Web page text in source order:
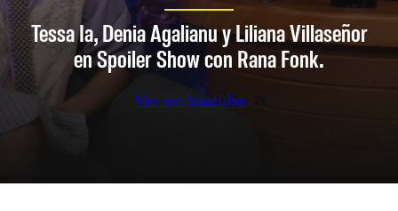
Tessa Ia, Denia Agalianu y Liliana Villaseñor
en Spoiler Show con Rana Fonk.
Ver en Youtube